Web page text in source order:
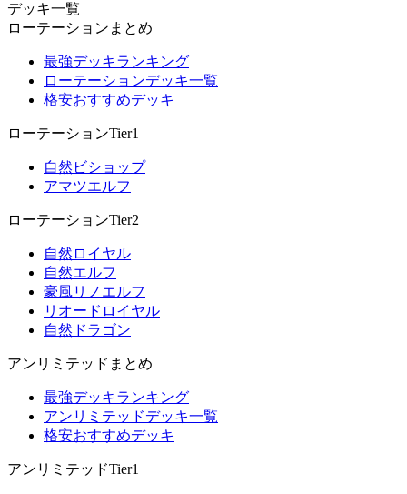
デッキ一覧
ローテーションまとめ
最強デッキランキング
ローテーションデッキ一覧
格安おすすめデッキ
ローテーションTier1
自然ビショップ
アマツエルフ
ローテーションTier2
自然ロイヤル
自然エルフ
豪風リノエルフ
リオードロイヤル
自然ドラゴン
アンリミテッドまとめ
最強デッキランキング
アンリミテッドデッキ一覧
格安おすすめデッキ
アンリミテッドTier1